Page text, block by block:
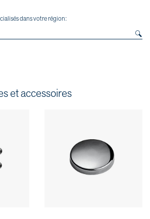
dans votre région:
et accessoires